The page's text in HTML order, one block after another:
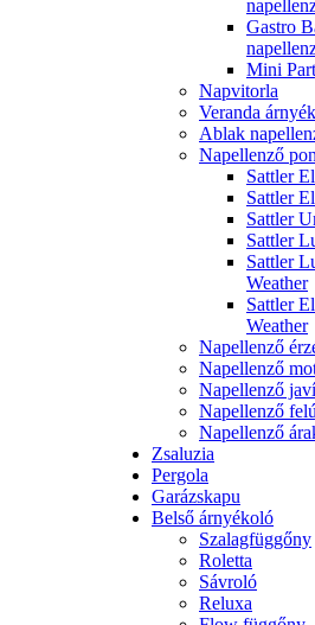
Gastro
Mini
Napvitorla
Veranda
Ablak
Napellenző
Sattler
Sattler
Sattler
Sattler
Sattler
Weather
Sattler
Weather
Napellenző
Napellenző
Napellenző
Napellenző
Napellenző
Zsaluzia
Pergola
Garázskapu
Belső árnyékoló
Szalagfüggőny
Roletta
Sávroló
Reluxa